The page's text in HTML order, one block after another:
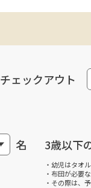
チェックアウト
名 3歳以下
・幼児はタオ
・布団が必要
・その際は、